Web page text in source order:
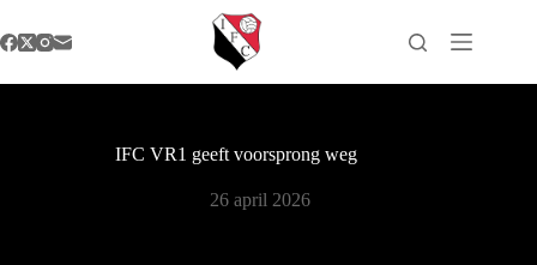
naar
de
IFC VR1 geeft voorsprong weg
26 april 2026